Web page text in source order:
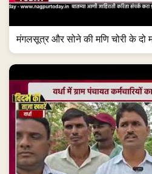
मंगलसूत्र और सोने की मणि चोरी के दो